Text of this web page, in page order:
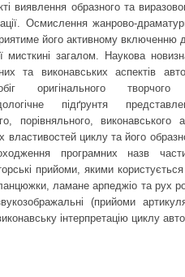
виявлення образного та
Осмислення жанрово-
його активному включенню
мисткині загалом. Наукова
та виконавських аспектів
оригінального
підґрунтя
порівняльного,
властивостей циклу та його
програмних назв
прийоми, якими
ламане арпеджіо та рух
(прийоми
інтерпретацію циклу